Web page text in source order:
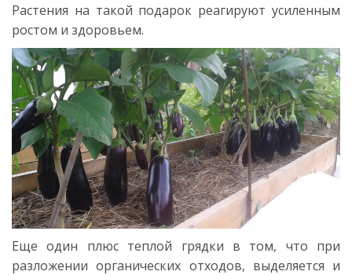
Растения на такой подарок реагируют усиленным
ростом и здоровьем.
Еще один плюс теплой грядки в том, что при
разложении органических отходов, выделяется и